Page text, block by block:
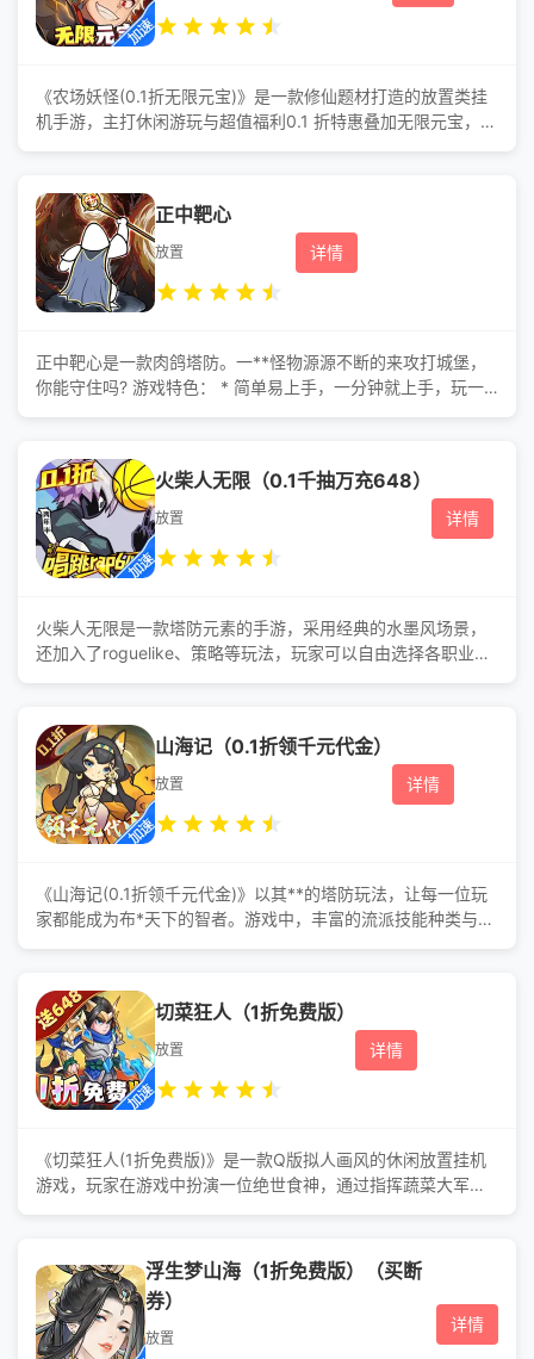
《农场妖怪(0.1折无限元宝)》是一款修仙题材打造的放置类挂
机手游，主打休闲游玩与超值福利0.1 折特惠叠加无限元宝，轻
行培养，收集装备法宝，洗练坐骑。当伙伴实力提升后便可无
忧云游四方、征服九州、加官进爵。当势力壮大后即可分封伙
伴镇守领地、帮助信徒积攒功德
正中靶心
放置 详情
正中靶心是一款肉鸽塔防。一**怪物源源不断的来攻打城堡，
你能守住吗? 游戏特色： * 简单易上手，一分钟就上手，玩一*
以玩 * 宝石随机掉落，随时随地有惊喜 * 装备技能自由组合和
搭配，永远都有你想不到的玩法 * 玩法丰富：工坊、图鉴、城
墙升级、学徒、无尽模式、爬塔玩法、挑战试炼
火柴人无限（0.1千抽万充648）
放置 详情
火柴人无限是一款塔防元素的手游，采用经典的水墨风场景，
还加入了roguelike、策略等玩法，玩家可以自由选择各职业的
的火柴人战士，如无限穿透的鸡哥、全屏气功波的狗空、弹射
弹道的小丑女、范围输出的剑心等等。来应对潮水般涌来的敌
人，您需要迅速做出决策，合理利用有限的资源，巧妙布置防
线
山海记（0.1折领千元代金）
放置 详情
《山海记(0.1折领千元代金)》以其**的塔防玩法，让每一位玩
家都能成为布*天下的智者。游戏中，丰富的流派技能种类与角
里，没有一成不变的战术，只有不断进化的策略与无限可能的
创意。游戏养成内容无限制，神通、宠物任你选，天天有提
升，月月当霸主! 游戏福利 1、开*领**形象：白泽
切菜狂人（1折免费版）
放置 详情
《切菜狂人(1折免费版)》是一款Q版拟人画风的休闲放置挂机
游戏，玩家在游戏中扮演一位绝世食神，通过指挥蔬菜大军与
菜世界。游戏的主要活动包括**狂欢、装备狂欢和战宠狂欢，
这些活动分为不同的阶段，每个阶段都有其特定的目标和奖
励。 游戏福利 1、送红将咸鱼赵云 2、开*送
V9 3
浮生梦山海（1折免费版）（买断
券）
放置
详情